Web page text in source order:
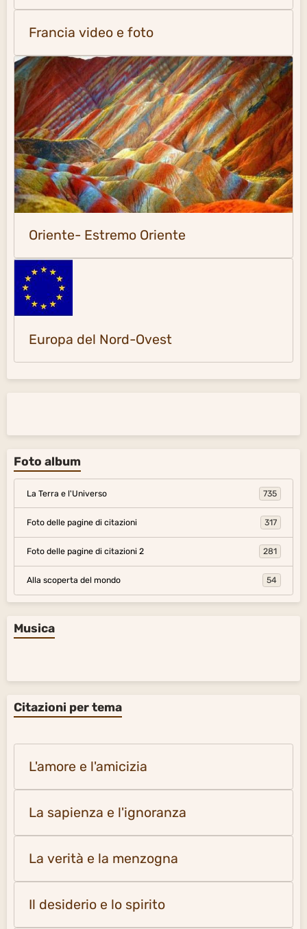
Francia video e foto
Oriente- Estremo Oriente
Europa del Nord-Ovest
Foto album
La Terra e l'Universo 735
Foto delle pagine di citazioni 317
Foto delle pagine di citazioni 2 281
Alla scoperta del mondo 54
Musica
Citazioni per tema
L'amore e l'amicizia
La sapienza e l'ignoranza
La verità e la menzogna
Il desiderio e lo spirito